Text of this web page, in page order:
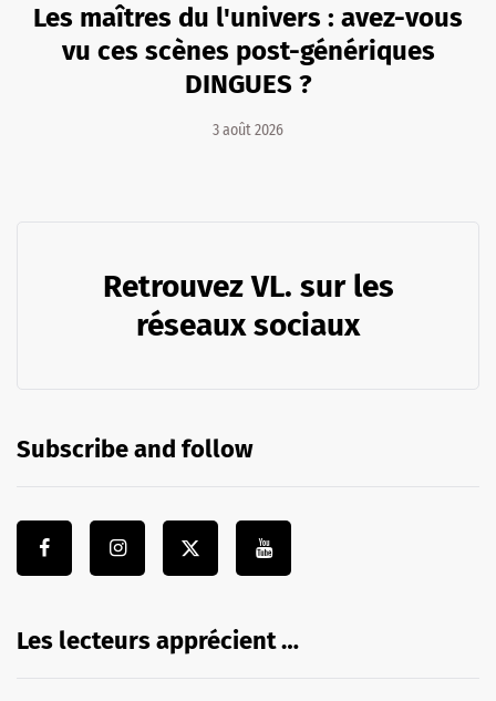
Les maîtres du l'univers : avez-vous
vu ces scènes post-génériques
DINGUES ?
3 août 2026
Retrouvez VL. sur les
réseaux sociaux
Subscribe and follow
Les lecteurs apprécient …